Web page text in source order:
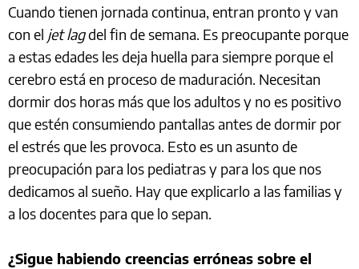
Cuando tienen jornada continua, entran pronto y van
con el jet lagdel fin de semana. Es preocupante porque
a estas edades les deja huella para siempre porque el
cerebro está en proceso de maduración. Necesitan
dormir dos horas más que los adultos y no es positivo
que estén consumiendo pantallas antes de dormir por
el estrés que les provoca. Esto es un asunto de
preocupación para los pediatras y para los que nos
dedicamos al sueño. Hay que explicarlo a las familias y
a los docentes para que lo sepan.
¿Sigue habiendo creencias erróneas sobre el